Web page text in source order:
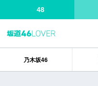
48
乃木坂46